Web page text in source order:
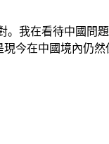
我在看待中國問
今在中國境內仍